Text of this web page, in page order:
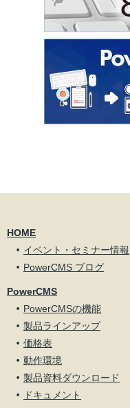
HOME
イベント・セミナー情報
PowerCMS ブログ
PowerCMS
PowerCMSの機能
製品ラインアップ
価格表
動作環境
製品資料ダウンロード
ドキュメント